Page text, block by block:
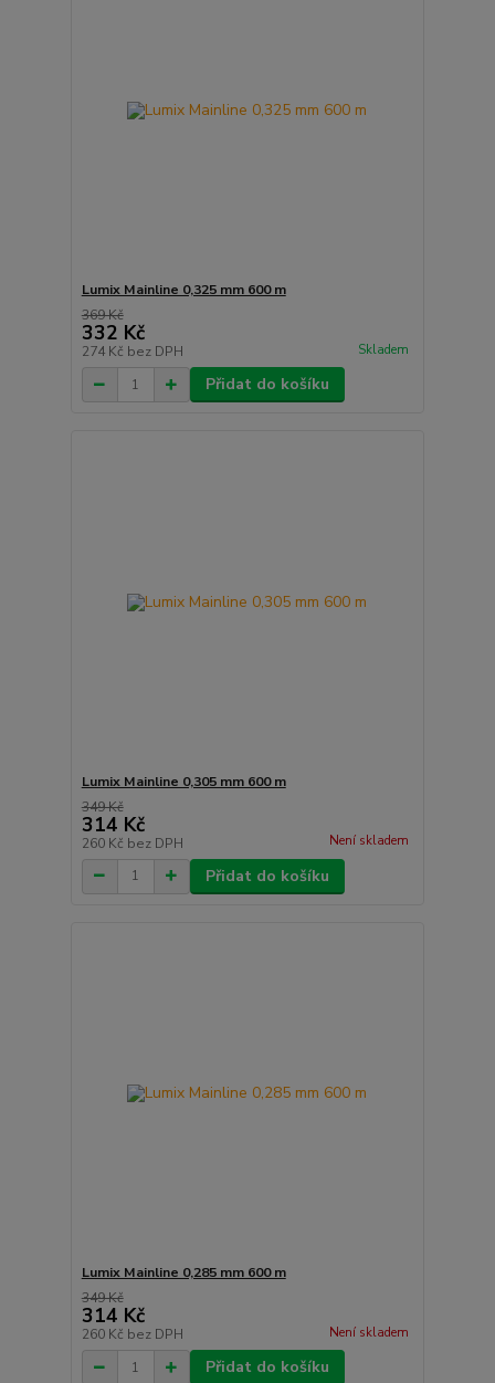
Lumix Mainline 0,325 mm 600 m
369 Kč
332 Kč
274 Kč bez DPH Skladem
Přidat do košíku
Lumix Mainline 0,305 mm 600 m
349 Kč
314 Kč
260 Kč bez DPH Není skladem
Přidat do košíku
Lumix Mainline 0,285 mm 600 m
349 Kč
314 Kč
260 Kč bez DPH Není skladem
Přidat do košíku